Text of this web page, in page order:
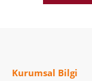
Kurumsal Bilgi